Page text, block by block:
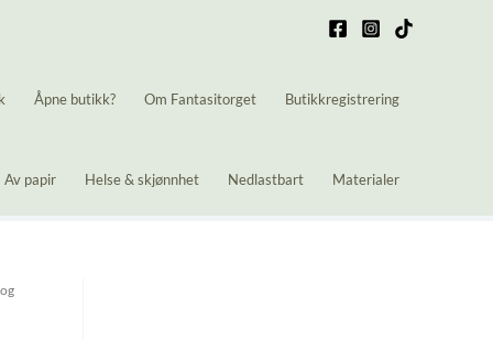
Åpne butikk? Om Fantasitorget Butikkregistrering
Av papir Helse & skjønnhet Nedlastbart Materialer